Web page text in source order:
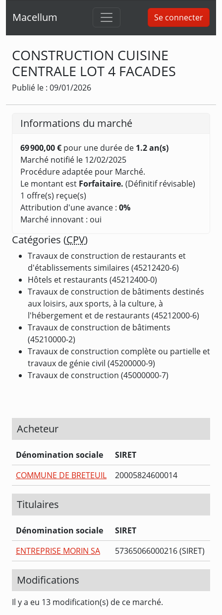
Macellum Se connecter
CONSTRUCTION CUISINE
CENTRALE LOT 4 FACADES
Publié le : 09/01/2026
Informations du marché
69 900,00 € pour une durée de 1.2 an(s)
Marché notifié le 12/02/2025
Procédure adaptée pour Marché.
Le montant est Forfaitaire. (Définitif révisable)
1 offre(s) reçue(s)
Attribution d'une avance : 0%
Marché innovant : oui
Catégories (CPV)
Travaux de construction de restaurants et
d'établissements similaires (45212420-6)
Hôtels et restaurants (45212400-0)
Travaux de construction de bâtiments destinés
aux loisirs, aux sports, à la culture, à
l'hébergement et de restaurants (45212000-6)
Travaux de construction de bâtiments
(45210000-2)
Travaux de construction complète ou partielle et
travaux de génie civil (45200000-9)
Travaux de construction (45000000-7)
Acheteur
Dénomination sociale
SIRET
COMMUNE DE BRETEUIL
20005824600014
Titulaires
Dénomination sociale
SIRET
ENTREPRISE MORIN SA
57365066000216 (SIRET)
Modifications
Il y a eu 13 modification(s) de ce marché.